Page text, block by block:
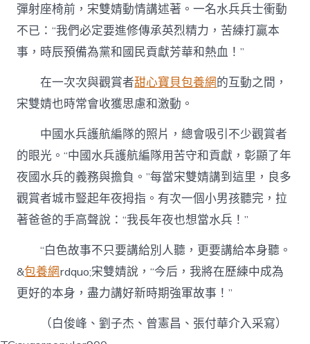
彈射座椅前，宋雙婧動情講述著。一名水兵兵士衝動
不已：“我們必定要進修傳承英烈精力，苦練打贏本
事，時辰預備為黨和國民貢獻芳華和熱血！”
在一次次與觀賞者甜心寶貝包養網的互動之間，
宋雙婧也時常會收獲思慮和激動。
中國水兵護航編隊的照片，總會吸引不少觀賞者
的眼光。“中國水兵護航編隊用苦守和貢獻，彰顯了年
夜國水兵的義務與擔負。”每當宋雙婧講到這里，良多
觀賞者城市豎起年夜拇指。有次一個小男孩聽完，拉
著爸爸的手高聲說：“我長年夜也想當水兵！”
“白色故事不只要講給別人聽，更要講給本身聽。
&包養網rdquo;宋雙婧說，“今后，我將在歷練中成為
更好的本身，盡力講好新時期強軍故事！”
（白俊峰、劉子杰、曾憲昌、張付華介入采寫）